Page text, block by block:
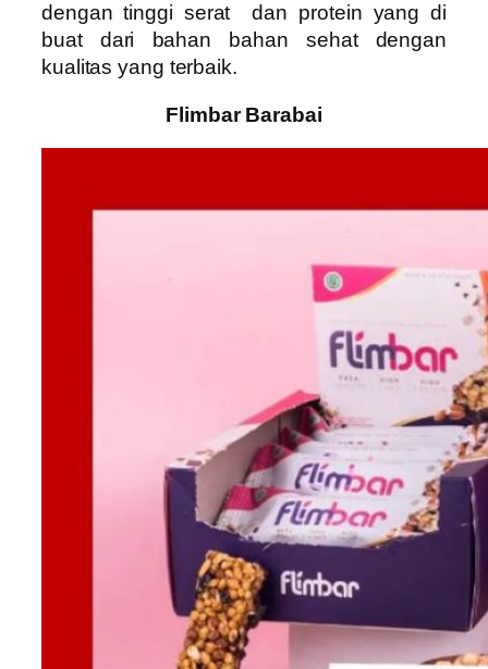
dengan tinggi serat dan protein yang di
buat dari bahan bahan sehat dengan
kualitas yang terbaik.
Flimbar Barabai